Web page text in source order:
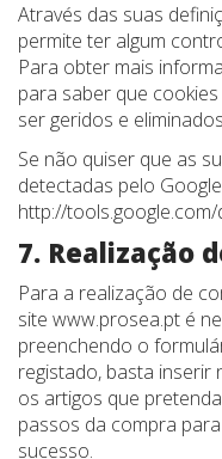
Através das suas
permite ter algum
Para obter mais
para saber que
ser geridos e
Se não quiser que as
detectadas pelo
http://
7. Realização
Para a realização de
site www.prosea.pt é
preenchendo o
registado, basta
os artigos que
passos da compra
sucesso.